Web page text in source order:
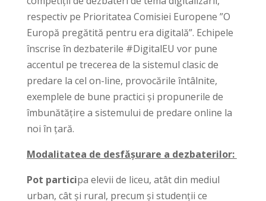
respectiv pe Prioritatea Comisiei Europene ”O
Europă pregătită pentru era digitală”. Echipele
înscrise în dezbaterile #DigitalEU vor pune
accentul pe trecerea de la sistemul clasic de
predare la cel on-line, provocările întâlnite,
exemplele de bune practici și propunerile de
îmbunătățire a sistemului de predare online la
noi în țară.
Modalitatea de desfășurare a dezbaterilor:
Pot participa elevii de liceu, atât din mediul
urban, cât și rural, precum și studenții ce